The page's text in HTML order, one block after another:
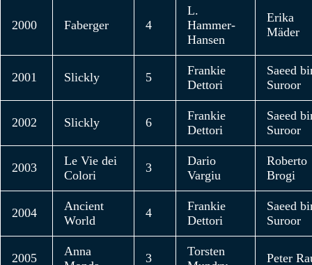
2000 Faberger 4
L.
Hammer-
Hansen
Erika
Mäder
2001 Slickly 5
Frankie
Dettori
Saeed
Suroor
2002 Slickly 6
Frankie
Dettori
Saeed
Suroor
2003
Le Vie dei
Colori
3
Dario
Vargiu
Roberto
Brogi
2004
Ancient
World
4
Frankie
Dettori
Saeed
Suroor
2005
Anna
3
Torsten
Peter